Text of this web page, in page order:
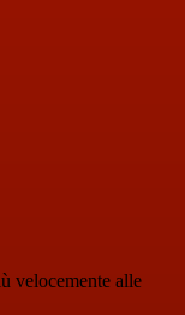
velocemente alle